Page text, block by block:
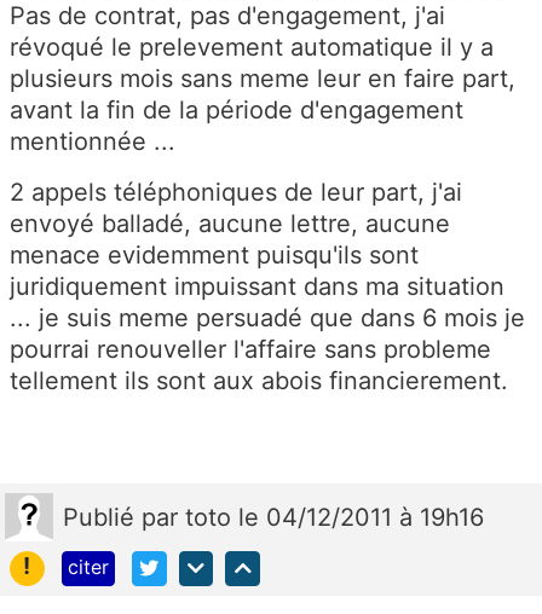
Pas de contrat, pas d'engagement, j'ai
révoqué le prelevement automatique il y a
plusieurs mois sans meme leur en faire part,
avant la fin de la période d'engagement
mentionnée ...
2 appels téléphoniques de leur part, j'ai
envoyé balladé, aucune lettre, aucune
menace evidemment puisqu'ils sont
juridiquement impuissant dans ma situation
... je suis meme persuadé que dans 6 mois je
pourrai renouveller l'affaire sans probleme
tellement ils sont aux abois financierement.
Publié par toto le 04/12/2011 à 19h16
!
citer